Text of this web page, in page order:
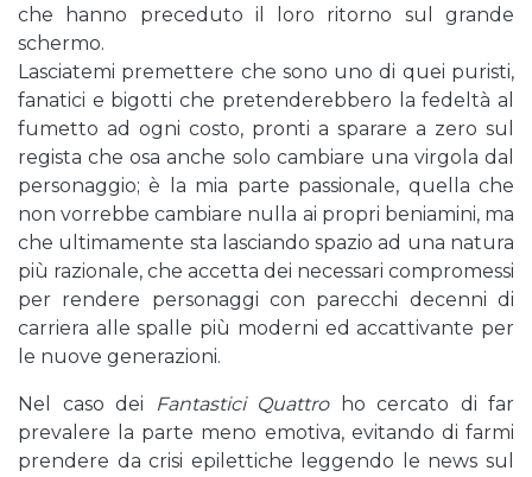
che hanno preceduto il loro ritorno sul grande
schermo.
Lasciatemi premettere che sono uno di quei puristi,
fanatici e bigotti che pretenderebbero la fedeltà al
fumetto ad ogni costo, pronti a sparare a zero sul
regista che osa anche solo cambiare una virgola dal
personaggio; è la mia parte passionale, quella che
non vorrebbe cambiare nulla ai propri beniamini, ma
che ultimamente sta lasciando spazio ad una natura
più razionale, che accetta dei necessari compromessi
per rendere personaggi con parecchi decenni di
carriera alle spalle più moderni ed accattivante per
le nuove generazioni.
Nel caso dei Fantastici Quattroho cercato di far
prevalere la parte meno emotiva, evitando di farmi
prendere da crisi epilettiche leggendo le news sul